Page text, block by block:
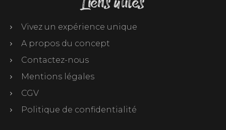
Vivez un expérience unique
A propos du concept
Contactez-nous
Mentions légales
CGV
Politique de confidentialité